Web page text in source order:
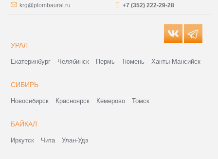
krg@plombaural.ru +7 (352) 222-29-28
УРАЛ
Екатеринбург Челябинск Пермь Тюмень Ханты-Мансийск
СИБИРЬ
Новосибирск Красноярск Кемерово Томск
БАЙКАЛ
Иркутск Чита Улан-Удэ